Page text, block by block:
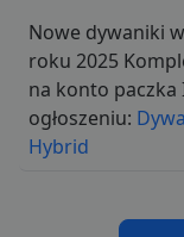
Nowe dywaniki
roku 2025
na konto paczka
ogłoszeniu:
Hybrid